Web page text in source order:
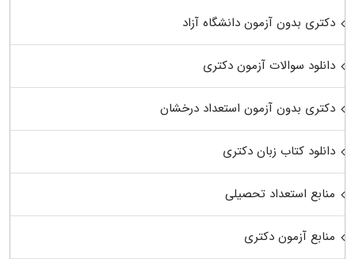
دکتری بدون آزمون دانشگاه آزاد
دانلود سوالات آزمون دکتری
دکتری بدون آزمون استعداد درخشان
دانلود کتاب زبان دکتری
منابع استعداد تحصیلی
منابع آزمون دکتری